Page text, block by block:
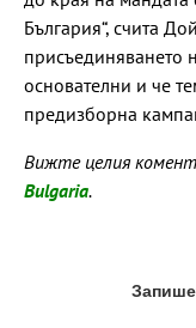
България“, счита
присъединяването
основателни и че
предизборна
Вижте целия
Bulgaria.